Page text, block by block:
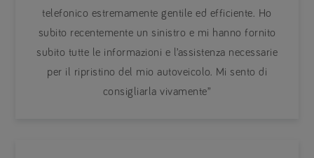
telefonico estremamente gentile ed efficiente. Ho
subito recentemente un sinistro e mi hanno fornito
subito tutte le informazioni e l’assistenza necessarie
per il ripristino del mio autoveicolo. Mi sento di
consigliarla vivamente”